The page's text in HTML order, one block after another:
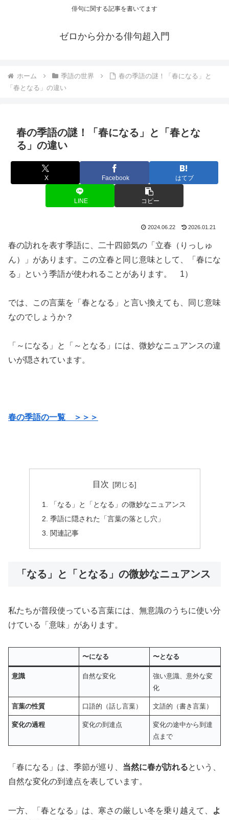
俳句に関する記事を書いてます
ゼロから分かる俳句超入門
ホーム 季語の世界
春の季語の謎！「春になる」と
「春となる」の違い
春の季語の謎！「春になる」と「春とな
る」の違い
X Facebook はてブ
LINE コピー
2024.06.22 2026.01.21
春の訪れを表す季語に、二十四節気の「立春（りっしゅ
ん）」があります。この立春と同じ意味として、「春にな
る」という季語が使われることがあります。 1）
では、この言葉を「春となる」と言い換えても、同じ意味
なのでしょうか？
「～になる」と「～となる」には、微妙なニュアンスの違
いが隠されています。
春の季語の一覧 ＞＞＞
目次
「なる」と「となる」の微妙なニュアンス
季語に隠された「言葉の落とし穴」
関連記事
「なる」と「となる」の微妙なニュアンス
私たちが普段使っている言葉には、無意識のうちに使い分
けている「意味」があります。
〜になる 〜となる
意識 自然な変化
強い意識、意外な変
化
言葉の性質 口語的（話し言葉） 文語的（書き言葉）
変化の過程 変化の到達点
変化の途中から到達
点まで
「春になる」は、季節が巡り、 当然に春が訪れるという、
自然な変化の到達点を表しています。
一方、「春となる」は、寒さの厳しい冬を乗り越えて、
よ